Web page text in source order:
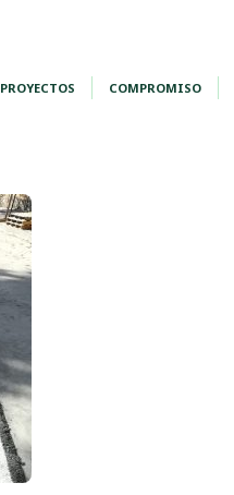
PROYECTOS COMPROMISO